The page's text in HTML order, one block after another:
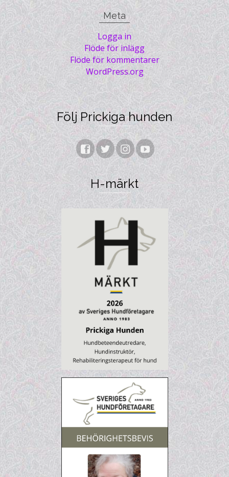
Meta
Logga in
Flöde för inlägg
Flöde för kommentarer
WordPress.org
Följ Prickiga hunden
H-märkt